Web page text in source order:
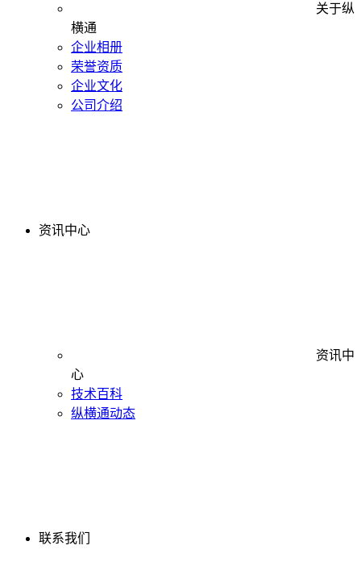
关于纵
横通
企业相册
荣誉资质
企业文化
公司介绍
资讯中心
资讯中
心
技术百科
纵横通动态
联系我们